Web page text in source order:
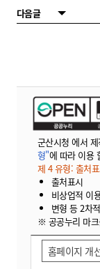
다음글
군산시청 에서
형"에 따라 이용
제 4 유형: 출처
출처표시
비상업적 이
변형 등 2차
※ 공공누리 마
홈페이지 개